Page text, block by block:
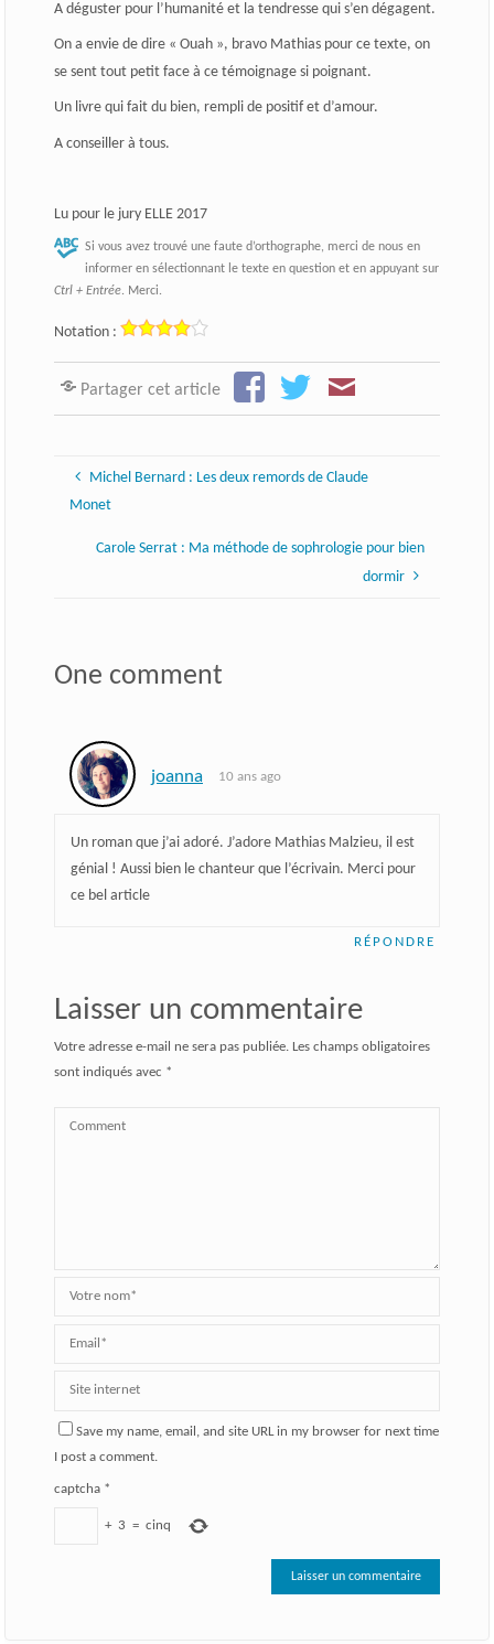
A déguster pour l’humanité et la tendresse qui s’en dégagent.
On a envie de dire « Ouah », bravo Mathias pour ce texte, on
se sent tout petit face à ce témoignage si poignant.
Un livre qui fait du bien, rempli de positif et d’amour.
A conseiller à tous.
Lu pour le jury ELLE 2017
Si vous avez trouvé une faute d’orthographe, merci de nous en
informer en sélectionnant le texte en question et en appuyant sur
Ctrl + Entrée. Merci.
Notation :
Partager cet article
Michel Bernard : Les deux remords de Claude
Monet
Carole Serrat : Ma méthode de sophrologie pour bien
dormir
One comment
joanna 10 ans ago
Un roman que j’ai adoré. J’adore Mathias Malzieu, il est
génial ! Aussi bien le chanteur que l’écrivain. Merci pour
ce bel article
RÉPONDRE
Laisser un commentaire
Votre adresse e-mail ne sera pas publiée. Les champs obligatoires
sont indiqués avec *
Save my name, email, and site URL in my browser for next time
I post a comment.
captcha*
+ 3 = cinq